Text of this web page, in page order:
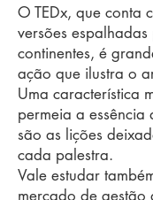
O TEDx, que conta
versões
continentes, é
ação que ilustra o
Uma característica
permeia a essência
são as lições
cada palestra.
Vale estudar
mercado de gestão